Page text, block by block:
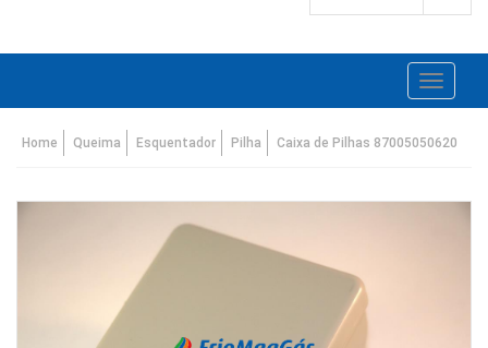
Toggle
Home Queima Esquentador Pilha Caixa de Pilhas 87005050620